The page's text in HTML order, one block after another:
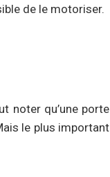
de le motoriser.
noter qu’une porte
le plus important